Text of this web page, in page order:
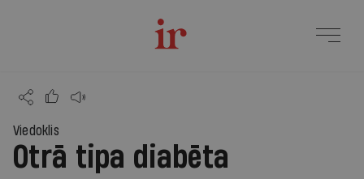
Viedoklis
Otrā tipa diabēta